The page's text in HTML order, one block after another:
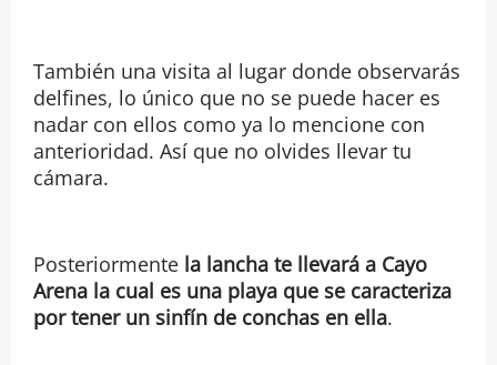
También una visita al lugar donde observarás
delfines, lo único que no se puede hacer es
nadar con ellos como ya lo mencione con
anterioridad. Así que no olvides llevar tu
cámara.
Posteriormentela lancha te llevará a Cayo
Arena la cual es una playa que se caracteriza
por tener un sinfín de conchas en ella.